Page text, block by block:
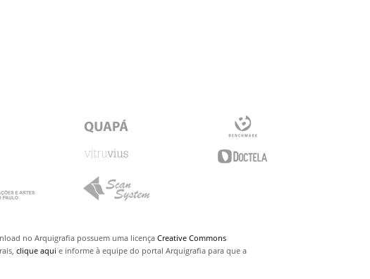
no Arquigrafia possuem uma licençaCreative Commons
clique aqui e informe à equipe do portal Arquigrafia para que a